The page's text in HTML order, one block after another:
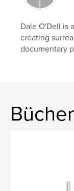
Dale O'Dell is
creating
documentary